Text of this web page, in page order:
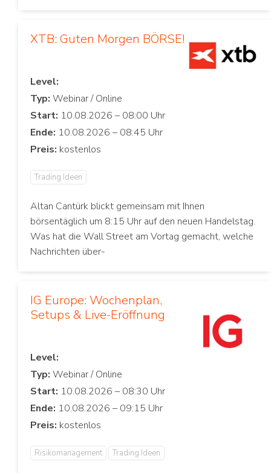
XTB: Guten Morgen BÖRSE!
Level:
Typ:
Start:
Ende:
Preis:
Trading Ideen
Altan Cantürk blickt gemeinsam mit Ihnen
börsentäglich um 8:15 Uhr auf den neuen Handelstag.
Was hat die Wall Street am Vortag gemacht, welche
Nachrichten über-
IG Europe: Wochenplan,
Setups & Live-Eröffnung
Level:
Typ:
Start:
Ende:
Preis:
Risikomanagement Trading Ideen